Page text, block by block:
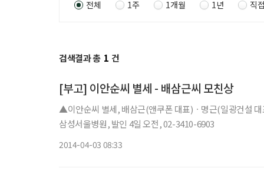
전체 1주 1개월 1년 직
검색결과 총 1 건
[부고] 이안순씨 별세 - 배삼근씨 모친상
▲이안순씨 별세, 배삼근(앤쿠폰 대표)ㆍ명근(일광건설
삼성서울병원, 발인 4일 오전, 02-3410-6903
2014-04-03 08:33